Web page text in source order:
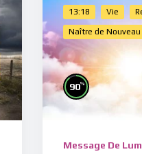
13:18 Vie
Naître de Nouveau
90%
Message De